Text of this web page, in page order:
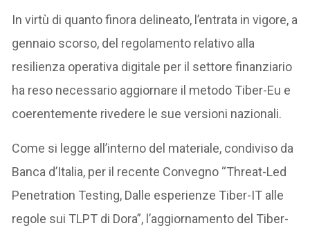
In virtù di quanto finora delineato, l’entrata in vigore, a
gennaio scorso, del regolamento relativo alla
resilienza operativa digitale per il settore finanziario
ha reso necessario aggiornare il metodo Tiber-Eu e
coerentemente rivedere le sue versioni nazionali.
Come si legge all’interno del materiale, condiviso da
Banca d’Italia, per il recente Convegno “Threat-Led
Penetration Testing, Dalle esperienze Tiber-IT alle
regole sui TLPT di Dora”, l’aggiornamento del Tiber-